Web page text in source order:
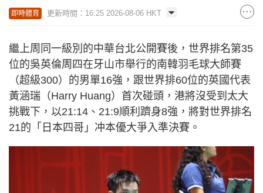
即時體育 更新時間：16:25 2026-08-06 HKT
繼上周同一級別的中華台北公開賽後，世界排名第35
位的吳英倫周四在牙山市舉行的南韓羽毛球大師賽
（超級300）的男單16強，跟世界排60位的英國代表
黃涵瑞（Harry Huang）首次碰頭，港將沒受到太大
挑戰下，以21:14、21:9順利躋身8強，將對世界排名
21的「日本四哥」冲本優大爭入準決賽。